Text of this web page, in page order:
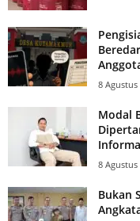
8 Agustus
Modal
8 Agustus
Bukan